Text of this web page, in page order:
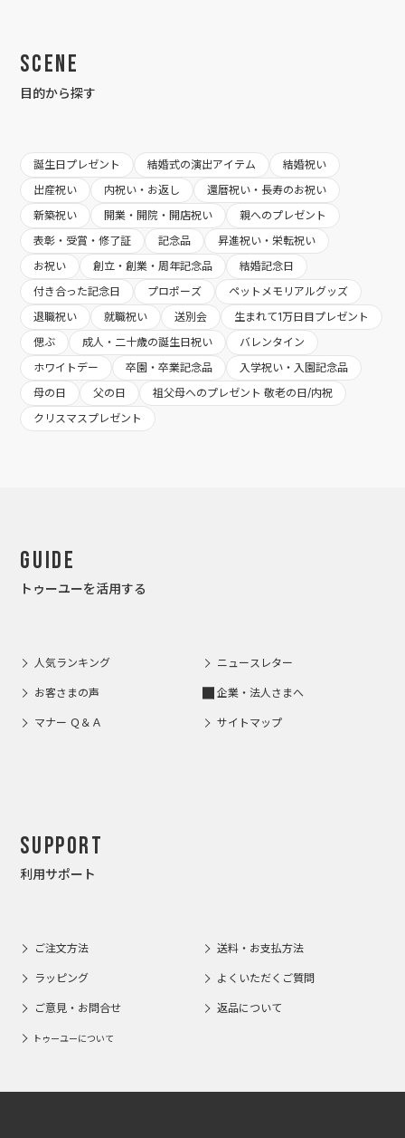
Scene
目的から探す
誕生日プレゼント 結婚式の演出アイテム
結婚祝い
出産祝い
内祝い・お返し
還暦祝い・長寿のお祝い
新築祝い
開業・開院・開店祝い
親へのプレゼント
表彰・受賞・修了証
記念品
昇進祝い・栄転祝い
お祝い
創立・創業・周年記念品
結婚記念日
付き合った記念日
プロポーズ
ペットメモリアルグッズ
退職祝い
就職祝い 送別会
生まれて1万日目プレゼント
偲ぶ
成人・二十歳の誕生日祝い
バレンタイン
ホワイトデー
卒園・卒業記念品
入学祝い・入園記念品
母の日
父の日
祖父母へのプレゼント 敬老の日/内祝
クリスマスプレゼント
Guide
トゥーユーを活用する
人気ランキング ニュースレター
お客さまの声 企業・法人さまへ
マナー Ｑ＆Ａ サイトマップ
Support
利用サポート
ご注文方法 送料・お支払方法
ラッピング よくいただくご質問
ご意見・お問合せ 返品について
トゥーユーについて